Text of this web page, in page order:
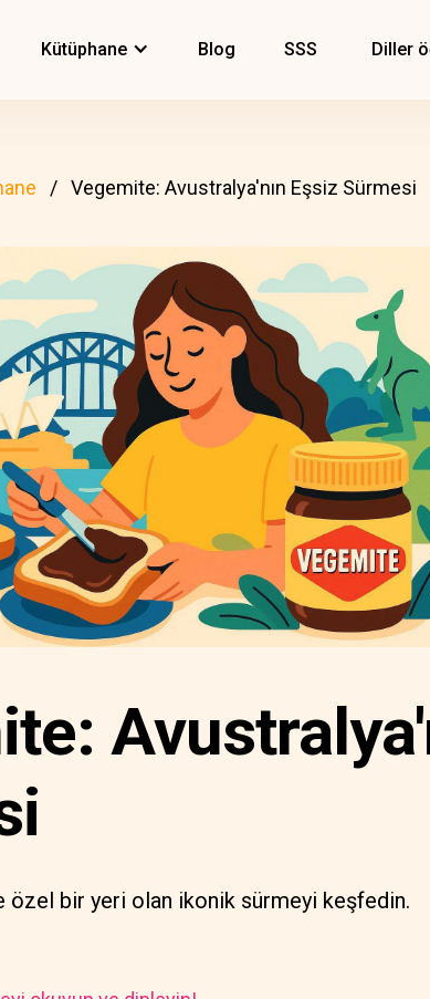
Kütüphane Blog SSS Diller
Vegemite: Avustralya'nın Eşsiz Sürmesi
özel bir yeri olan ikonik sürmeyi keşfedin.